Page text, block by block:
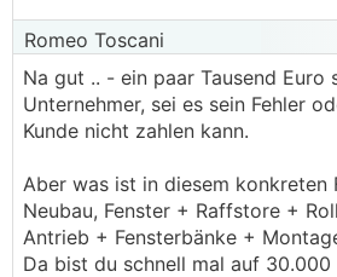
Romeo Toscani
Na gut .. - ein paar Tausend Euro
Unternehmer, sei es sein Fehler
Kunde nicht zahlen kann.
Aber was ist in diesem konkreten
Neubau, Fenster + Raffstore +
Antrieb + Fensterbänke +
Da bist du schnell mal auf 30.000